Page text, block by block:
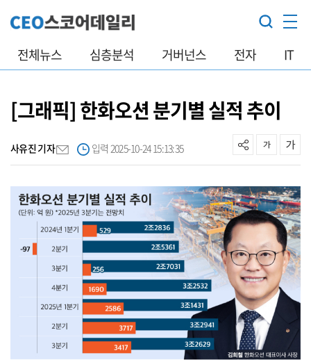
전체뉴스 심층분석 거버넌스 전자 IT
[그래픽] 한화오션 분기별 실적 추이
사유진 기자 입력 2025-10-24 15:13:35